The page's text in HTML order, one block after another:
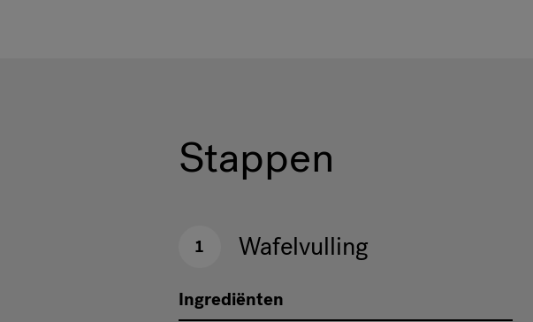
Stappen
1 Wafelvulling
Ingrediënten